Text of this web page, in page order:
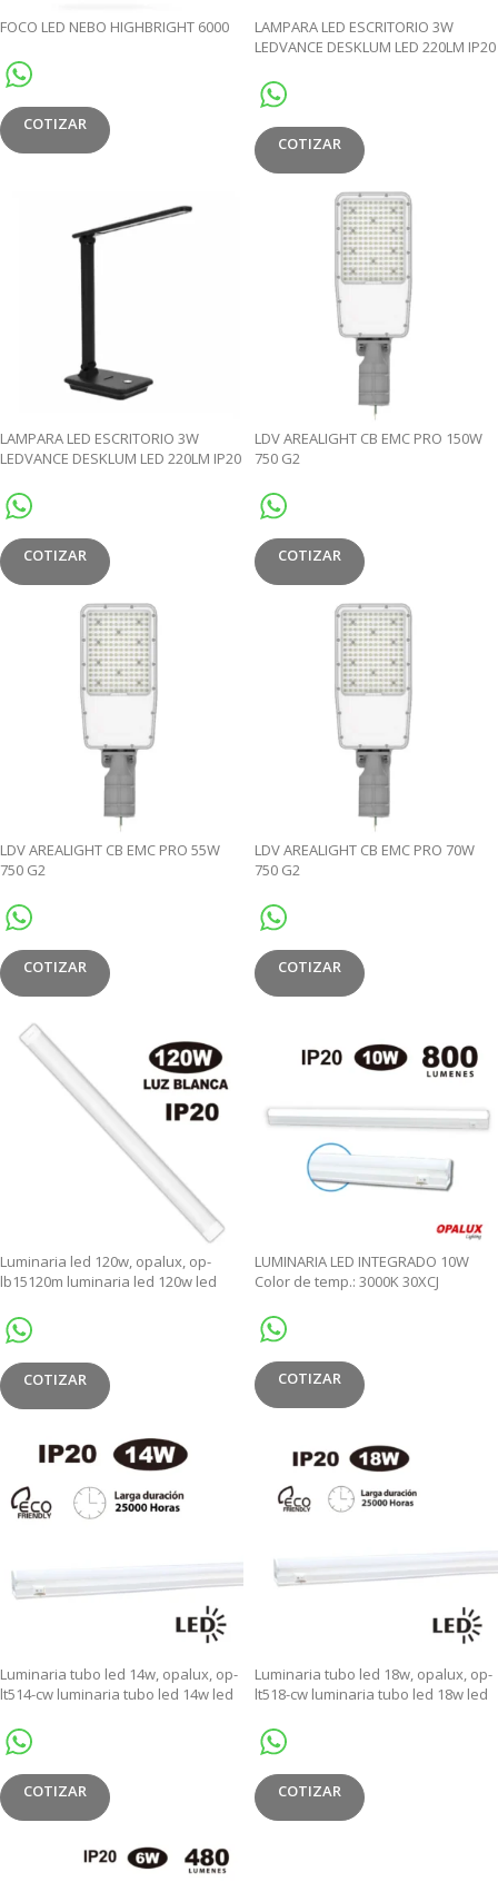
FOCO LED NEBO HIGHBRIGHT 6000
COTIZAR
LAMPARA LED ESCRITORIO 3W
LEDVANCE DESKLUM LED 220LM IP20
COTIZAR
LAMPARA LED ESCRITORIO 3W
LEDVANCE DESKLUM LED 220LM IP20
COTIZAR
LDV AREALIGHT CB EMC PRO 150W
750 G2
COTIZAR
LDV AREALIGHT CB EMC PRO 55W
750 G2
COTIZAR
LDV AREALIGHT CB EMC PRO 70W
750 G2
COTIZAR
Luminaria led 120w, opalux, op-
lb15120m luminaria led 120w led
COTIZAR
LUMINARIA LED INTEGRADO 10W
Color de temp.: 3000K 30XCJ
COTIZAR
Luminaria tubo led 14w, opalux, op-
lt514-cw luminaria tubo led 14w led
15000k
COTIZAR
Luminaria tubo led 18w, opalux, op-
lt518-cw luminaria tubo led 18w led
15000k
COTIZAR